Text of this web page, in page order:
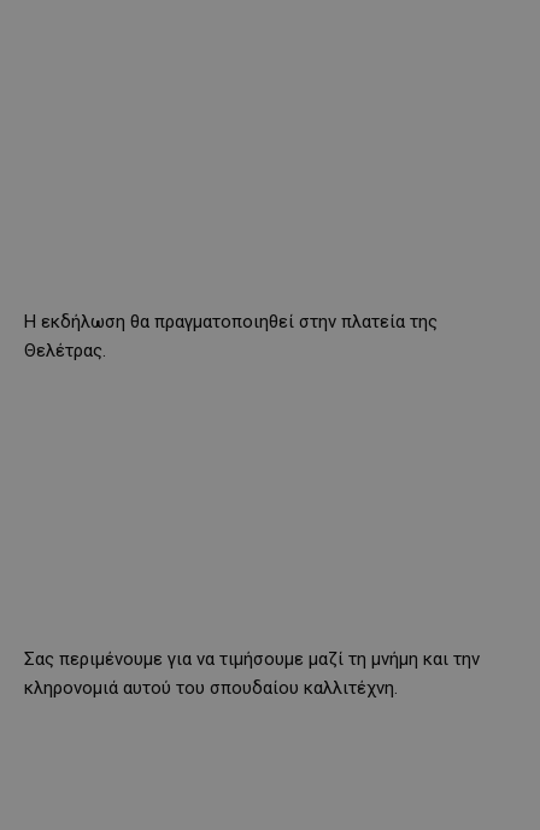
Η εκδήλωση θα πραγματοποιηθεί στην πλατεία της
Θελέτρας.
Σας περιμένουμε για να τιμήσουμε μαζί τη μνήμη και την
κληρονομιά αυτού του σπουδαίου καλλιτέχνη.